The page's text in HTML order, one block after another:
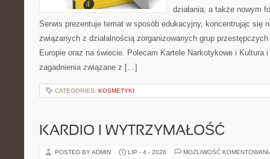
działania, a także nowym
Serwis prezentuje temat w sposób edukacyjny, koncentrując się
związanych z działalnością zorganizowanych grup
Europie oraz na świecie. Polecam Kartele Narkotykowe i Kultura
zagadnienia związane z […]
CATEGORIES: KOSMETYKI
KARDIO I WYTRZYMAŁOŚĆ
POSTED BY ADMIN LIP - 4 - 2026 MOŻLIWOŚĆ